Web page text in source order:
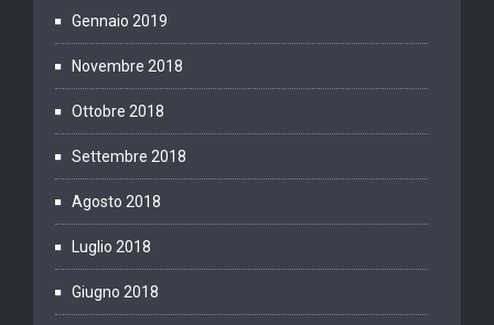
Gennaio 2019
Novembre 2018
Ottobre 2018
Settembre 2018
Agosto 2018
Luglio 2018
Giugno 2018